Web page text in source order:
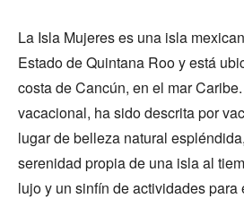
La Isla Mujeres es una isla
Estado de Quintana Roo y está
costa de Cancún, en el mar
vacacional, ha sido descrita por
lugar de belleza natural
serenidad propia de una isla al
lujo y un sinfín de actividades para